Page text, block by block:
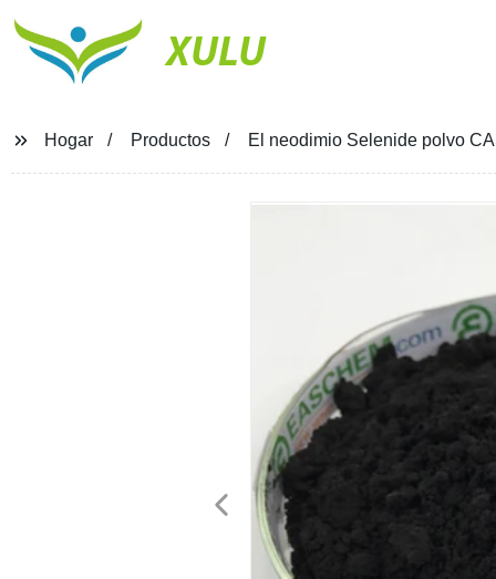
XULU
Hogar Productos El neodimio Selenide polvo